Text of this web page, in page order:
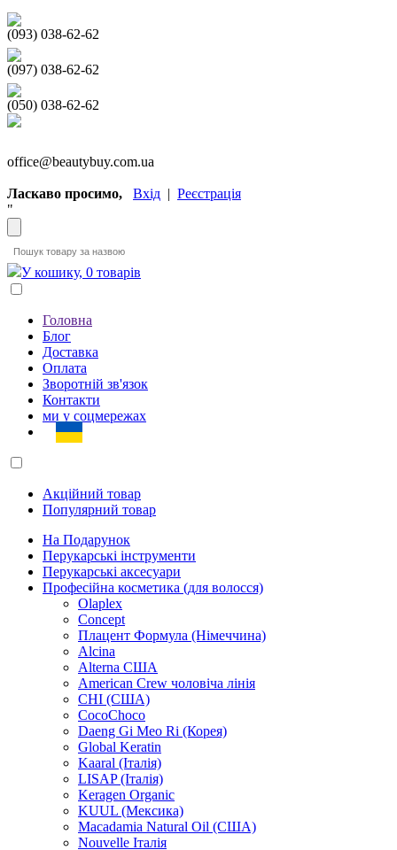
(093) 038-62-62
(097) 038-62-62
(050) 038-62-62
office@beautybuy.com.ua
Ласкаво просимо, Вхід | Реєстрація
"
У кошику, 0 товарів
Головна
Блог
Доставка
Оплата
Зворотній зв'язок
Контакти
ми у соцмережах
Акційний товар
Популярний товар
На Подарунок
Перукарські інструменти
Перукарські аксесуари
Професійна косметика (для волосся)
Olaplex
Concept
Плацент Формула (Німеччина)
Alcina
Alterna США
American Crew чоловіча лінія
CHI (США)
CocoChoco
Daeng Gi Meo Ri (Корея)
Global Keratin
Kaaral (Італія)
LISAP (Італія)
Keragen Organic
KUUL (Мексика)
Macadamia Natural Oil (США)
Nouvelle Італія